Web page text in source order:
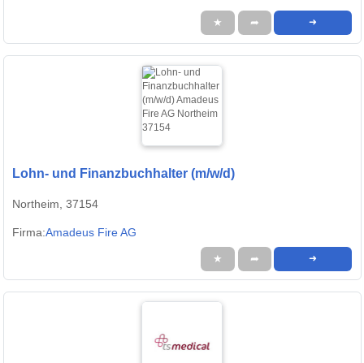
★ ➦ ➜
Lohn- und Finanzbuchhalter (m/w/d)
Northeim, 37154
Firma:Amadeus Fire AG
★ ➦ ➜